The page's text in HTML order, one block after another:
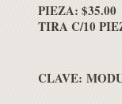
PIEZA: $35.00
TIRA C/10
CLAVE: